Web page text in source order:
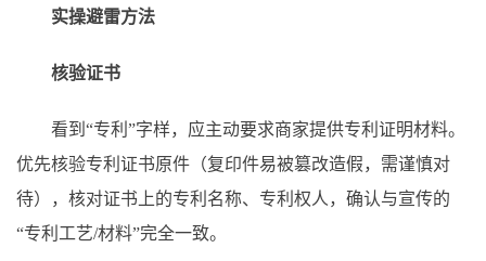
实操避雷方法
核验证书
看到“专利”字样，应主动要求商家提供专利证明材料。
优先核验专利证书原件（复印件易被篡改造假，需谨慎对
待），核对证书上的专利名称、专利权人，确认与宣传的
“专利工艺/材料”完全一致。